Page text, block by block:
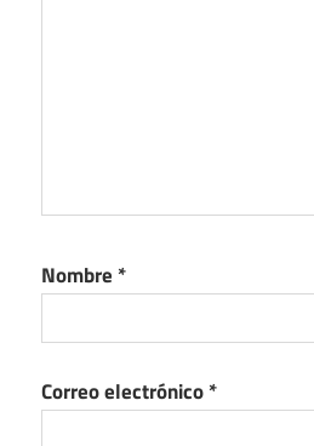
Nombre *
Correo electrónico*